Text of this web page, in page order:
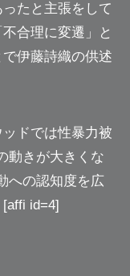
たと主張をして
不合理に変遷」
と
で伊藤詩織の供述
ドでは性暴力被
動きが大きくな
への認知度を広
id=4]